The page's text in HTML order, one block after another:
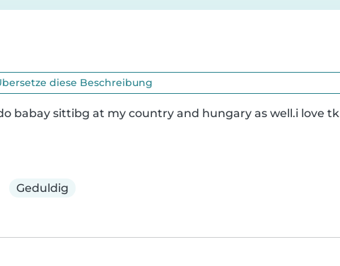
diese Beschreibung
babay sittibg at my country and hungary as well.i love tk
Geduldig